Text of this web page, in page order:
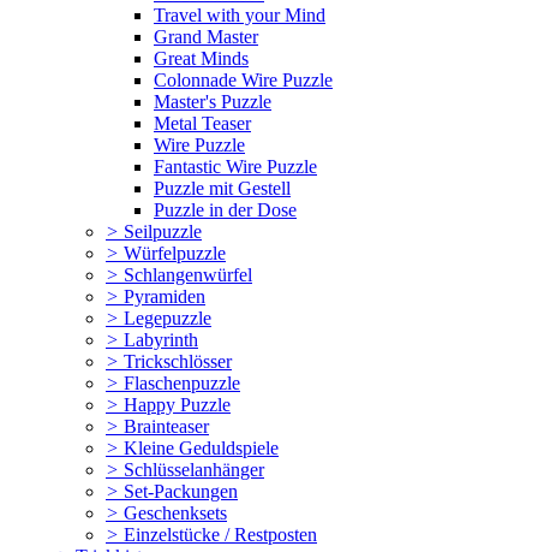
Travel with your Mind
Grand Master
Great Minds
Colonnade Wire Puzzle
Master's Puzzle
Metal Teaser
Wire Puzzle
Fantastic Wire Puzzle
Puzzle mit Gestell
Puzzle in der Dose
> Seilpuzzle
> Würfelpuzzle
> Schlangenwürfel
> Pyramiden
> Legepuzzle
> Labyrinth
> Trickschlösser
> Flaschenpuzzle
> Happy Puzzle
> Brainteaser
> Kleine Geduldspiele
> Schlüsselanhänger
> Set-Packungen
> Geschenksets
> Einzelstücke / Restposten